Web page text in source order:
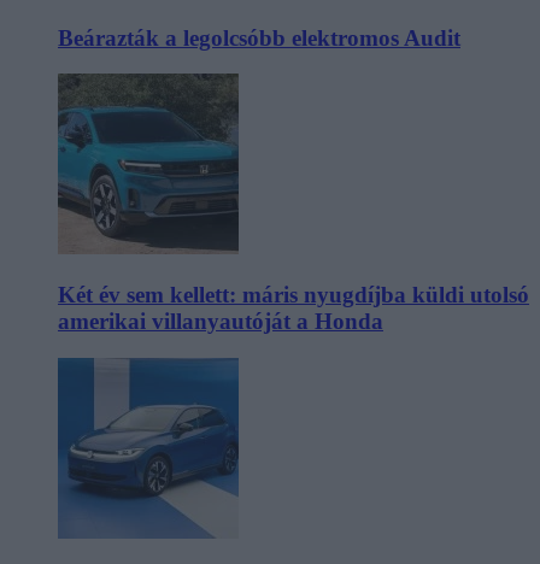
Beárazták a legolcsóbb elektromos Audit
Két év sem kellett: máris nyugdíjba küldi utolsó
amerikai villanyautóját a Honda